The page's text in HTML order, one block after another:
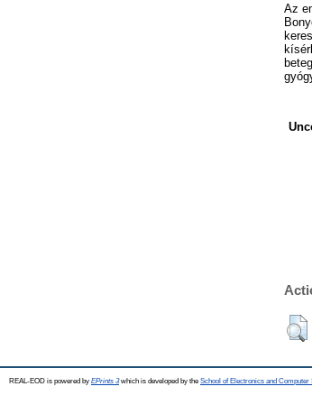
Az
REAL-EOD is powered by EPrints 3which is developed by the School of Electronics and Computer